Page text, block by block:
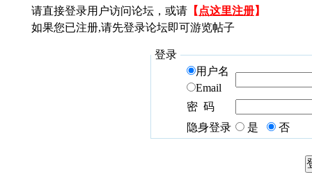
请直接登录用户访问论坛，或请 【 点这里注册】
如果您已注册,请先登录论坛即可游览帖子
登录
用户名
Email
密 码
隐身登录
是 否